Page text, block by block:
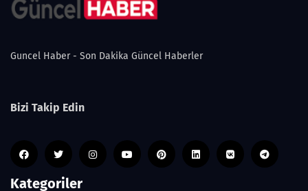
Guncel Haber - Son Dakika Güncel Haberler
Bizi Takip Edin
Kategoriler